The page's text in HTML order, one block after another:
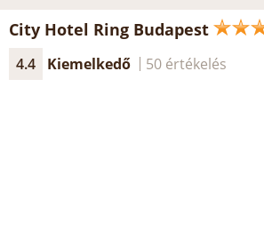
City Hotel Ring Budapest
4.4 Kiemelkedő 50 értékelés